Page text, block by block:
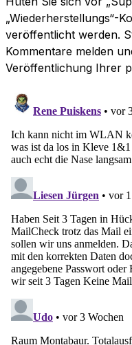
„Wiederherstellungs“-
veröffentlicht werden.
Kommentare melden
Veröffentlichung Ihrer